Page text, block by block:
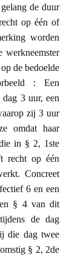
de duur
op één of
worden
werkneemster
de bedoelde
: Een
3 uur, een
zij 3 uur
omdat haar
in § 2, 1ste
recht op één
Concreet
6 en een
§ 4 van dit
de dag
die dag twee
§ 2, 2de